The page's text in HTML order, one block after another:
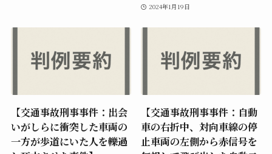
2024年1月19日
【交通事故刑事事件：出会
いがしらに衝突した車両の
一方が歩道にいた人を轢過
【交通事故刑事事件：自動
車の右折中、対向車線の停
止車両の左側から赤信号を